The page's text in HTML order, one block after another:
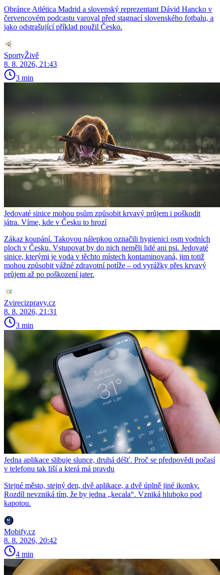
Obránce Atlética Madrid a slovenský reprezentant Dávid Hancko v
červencovém podcastu varoval před stagnací slovenského fotbalu, a
jako odstrašující příklad použil Česko.
SportyŽivě
8. 8. 2026, 21:43
3 min
Jedovaté sinice mohou psům způsobit krvavý průjem i poškodit
játra. Víme, kde v Česku to hrozí
Zákaz koupání. Takovou nálepkou označili hygienici osm vodních
ploch v Česku. Vstupovat by do nich neměli lidé ani psi. Jedovaté
sinice, kterými je voda v těchto místech kontaminovaná, jim totiž
mohou způsobit vážné zdravotní potíže – od vyrážky přes krvavý
průjem až po poškození jater.
Zvirecizpravy.cz
8. 8. 2026, 21:31
3 min
Jedna aplikace slibuje slunce, druhá déšť. Proč se předpovědi počasí
v telefonu tak liší a která má pravdu
Stejné město, stejný den, dvě aplikace, a dvě úplně jiné ikonky.
Rozdíl nevzniká tím, že by jedna „kecala“. Vzniká hluboko pod
kapotou.
Mobify.cz
8. 8. 2026, 20:42
4 min